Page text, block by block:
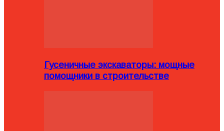
Гусеничные экскаваторы: мощные
помощники в строительстве